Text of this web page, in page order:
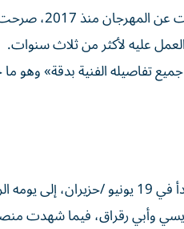
وكانت
عليه لأكثر من ‌ثلاث سنوات.
تفاصيله الفنية بدقة» وهو ما
مع ⁠وصول مهرجان موازين، الذي بدأ
وأبي رقراق، ​فيما شهدت